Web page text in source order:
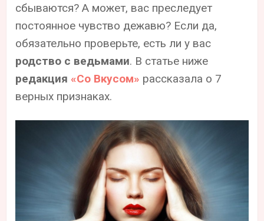
сбываются? А может, вас преследует
постоянное чувство дежавю? Если да,
обязательно проверьте, есть ли у вас
родство с ведьмами. В статье ниже
редакция «Со Вкусом» рассказала о 7
верных признаках.